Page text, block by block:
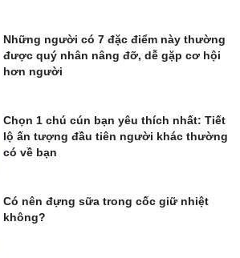
Những người có 7 đặc điểm này thường
được quý nhân nâng đỡ, dễ gặp cơ hội
hơn người
Chọn 1 chú cún bạn yêu thích nhất: Tiết
lộ ấn tượng đầu tiên người khác thường
có về bạn
Có nên đựng sữa trong cốc giữ nhiệt
không?